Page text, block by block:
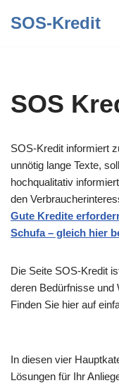
SOS-Kredit
SOS
SOS-Kredit informiert
unnötig lange Texte,
hochqualitativ
den
Gute Kredite
Schufa – gleich hier
Die Seite SOS-Kredit
deren Bedürfnisse
Finden Sie hier auf
In diesen vier
Lösungen für Ihr